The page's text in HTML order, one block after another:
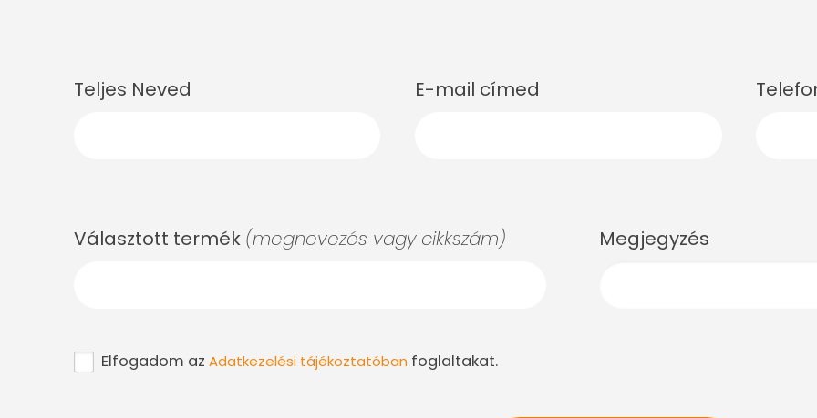
Teljes Neved E-mail címed
Választott termék (megnevezés vagy cikkszám) Megjegyzés
Elfogadom az Adatkezelési tájékoztatóban foglaltakat.